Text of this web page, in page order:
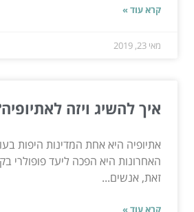
קרא עוד »
מאי 23, 2019
איך להשיג ויזה
אתיופיה היא אחת המדינות היפות
האחרונות היא הפכה ליעד פופולרי
זאת, אנשים...